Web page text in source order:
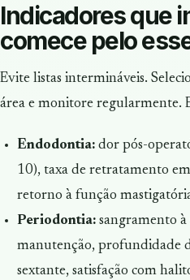
Indicadores que
comece pelo
Evite listas intermináveis.
área e monitore regularmente.
Endodontia:dor pós-
10), taxa de retratamento
retorno à função
Periodontia:sangramento à
manutenção, profundidade
sextante, satisfação com